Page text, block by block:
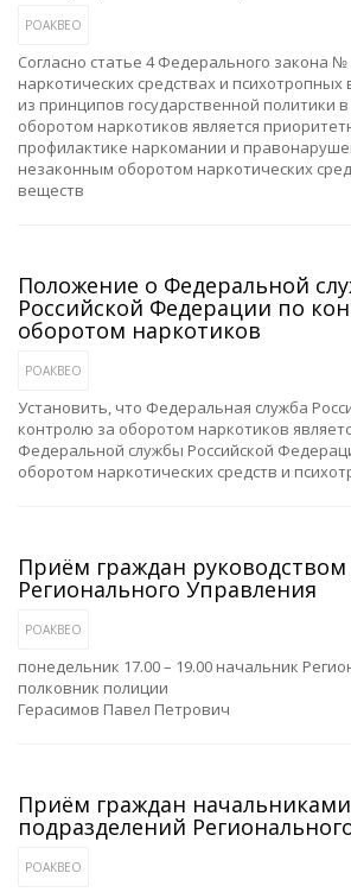
РОАКВЕО
Согласно статье 4 Федерального закона
наркотических средствах и
из принципов государственной политики
оборотом наркотиков является
профилактике наркомании и
незаконным оборотом наркотических
веществ
Положение о Федеральной
Российской Федерации по
оборотом наркотиков
РОАКВЕО
Установить, что Федеральная служба
контролю за оборотом наркотиков
Федеральной службы Российской
оборотом наркотических средств и
Приём граждан руководством
Регионального Управления
РОАКВЕО
понедельник 17.00 – 19.00 начальник
полковник полиции
Герасимов Павел Петрович
Приём граждан
подразделений
РОАКВЕО